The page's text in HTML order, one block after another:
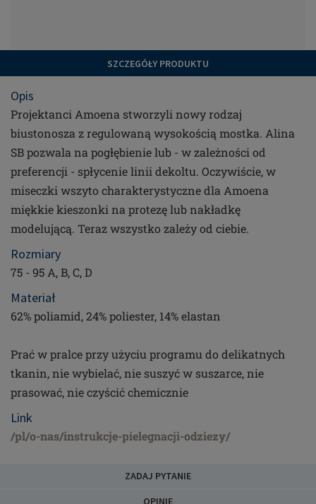
SZCZEGÓŁY PRODUKTU
Opis
Projektanci Amoena stworzyli nowy rodzaj
biustonosza z regulowaną wysokością mostka. Alina
SB pozwala na pogłębienie lub - w zależności od
preferencji - spłycenie linii dekoltu. Oczywiście, w
miseczki wszyto charakterystyczne dla Amoena
miękkie kieszonki na protezę lub nakładkę
modelującą. Teraz wszystko zależy od ciebie.
Rozmiary
75 - 95 A, B, C, D
Materiał
62% poliamid, 24% poliester, 14% elastan
Prać w pralce przy użyciu programu do delikatnych
tkanin, nie wybielać, nie suszyć w suszarce, nie
prasować, nie czyścić chemicznie
Link
/pl/o-nas/instrukcje-pielegnacji-odziezy/
ZADAJ PYTANIE
OPINIE